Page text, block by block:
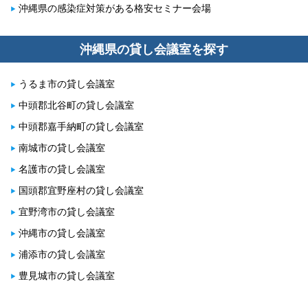
沖縄県の感染症対策がある格安セミナー会場
沖縄県の貸し会議室を探す
うるま市の貸し会議室
中頭郡北谷町の貸し会議室
中頭郡嘉手納町の貸し会議室
南城市の貸し会議室
名護市の貸し会議室
国頭郡宜野座村の貸し会議室
宜野湾市の貸し会議室
沖縄市の貸し会議室
浦添市の貸し会議室
豊見城市の貸し会議室